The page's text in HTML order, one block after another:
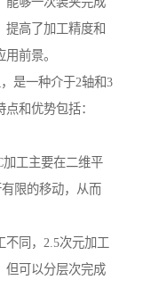
提高了加工精度和
前景。
是一种介于2轴和3
和优势包括：
工主要在二维平
限的移动，从而
同，2.5次元加工
但可以分层次完成